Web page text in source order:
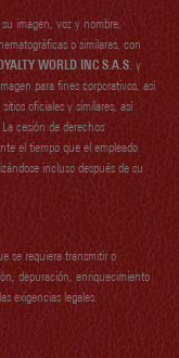
imagen, voz y nombre,
o similares, con
WORLD INC S.A.S. y
para fines corporativos, así
oficiales y similares, así
cesión de derechos
el tiempo que el empleado
incluso después de su
se requiera transmitir o
depuración, enriquecimiento
exigencias legales.